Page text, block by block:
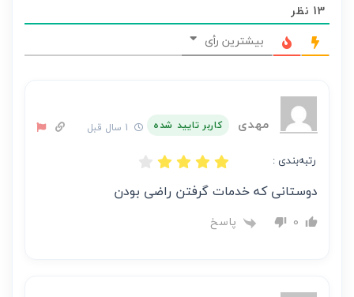
هر
نظر
بر
نویسنده
13 نظر
بیشترین رأی
مهدی کاربر تایید شده
رتبه‌بندی :
دوستانی که خدمات گرفتن راضی بودن
0 پاسخ